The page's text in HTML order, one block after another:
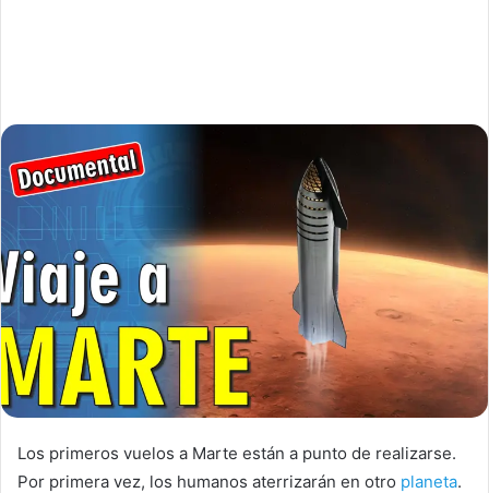
Los primeros vuelos a Marte están a punto de realizarse.
Por primera vez, los humanos aterrizarán en otro planeta.